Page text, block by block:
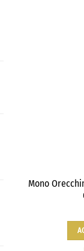
Mono